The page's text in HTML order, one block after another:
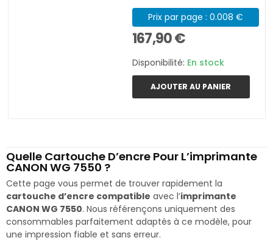
Prix par page : 0.008 €
167,90 €
Disponibilité: En stock
AJOUTER AU PANIER
Quelle Cartouche D’encre Pour L’imprimante
CANON WG 7550 ?
Cette page vous permet de trouver rapidement la
cartouche d’encre compatible avec l’imprimante
CANON WG 7550. Nous référençons uniquement des
consommables parfaitement adaptés à ce modèle, pour
une impression fiable et sans erreur.